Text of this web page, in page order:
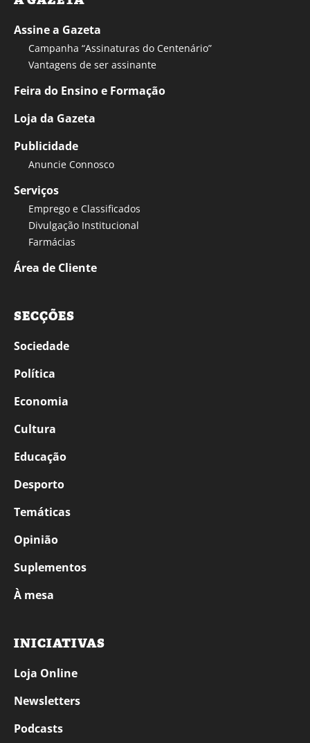
Assine a Gazeta
Campanha “Assinaturas do Centenário”
Vantagens de ser assinante
Feira do Ensino e Formação
Loja da Gazeta
Publicidade
Anuncie Connosco
Serviços
Emprego e Classificados
Divulgação Institucional
Farmácias
Área de Cliente
SECÇÕES
Sociedade
Política
Economia
Cultura
Educação
Desporto
Temáticas
Opinião
Suplementos
À mesa
INICIATIVAS
Loja Online
Newsletters
Podcasts